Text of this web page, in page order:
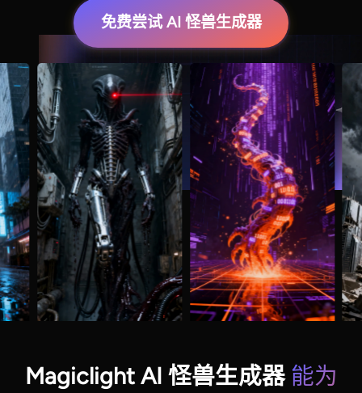
免费尝试 AI 怪兽生成器
Magiclight AI 怪兽生成器 能为